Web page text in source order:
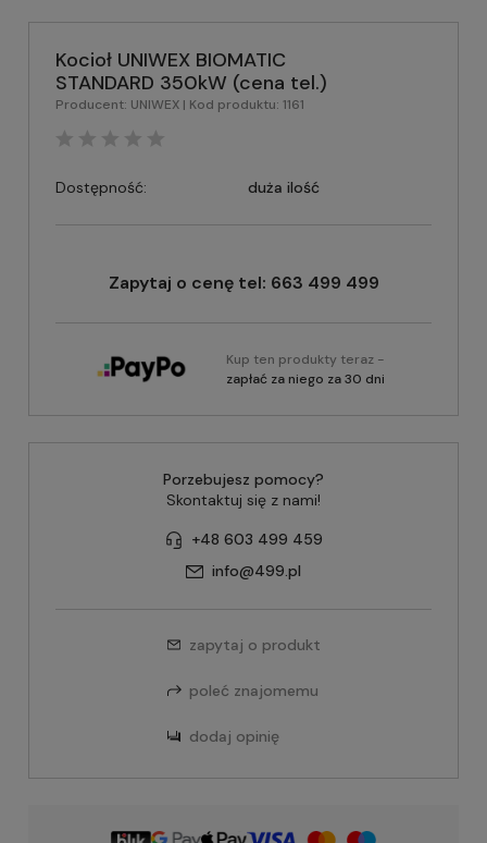
Kocioł UNIWEX BIOMATIC
STANDARD 350kW (cena tel.)
Producent: UNIWEX | Kod produktu: 1161
Dostępność: duża ilość
Zapytaj o cenę tel: 663 499 499
Kup ten produkty teraz -
zapłać za niego za 30 dni
Porzebujesz pomocy?
Skontaktuj się z nami!
+48 603 499 459
info@499.pl
zapytaj o produkt
poleć znajomemu
dodaj opinię